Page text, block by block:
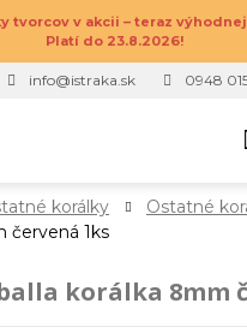
tvorcov v akcii – teraz
Platí do 23.8.2026!
info@istraka.sk 0948
korálky Ostatné
červená 1ks
korálka 8mm